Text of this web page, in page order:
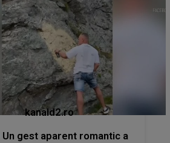
kanald2.ro
Un gest aparent romantic a